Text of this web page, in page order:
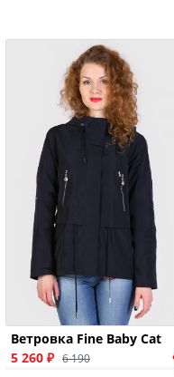
Ветровка Fine Baby Cat
5 260 ₽ 6 190